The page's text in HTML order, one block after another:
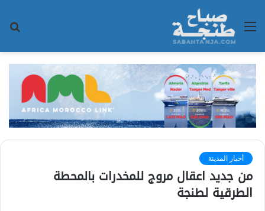
القائمة
أخبار المدينة
من جديد اعقال مروج للمخدرات بالمحطة
الطرقية لطنجة